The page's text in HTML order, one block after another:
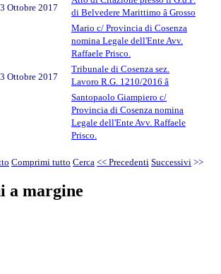
Ottobre 2017
di Belvedere Marittimo â Grosso
Mario c/ Provincia di Cosenza
nomina Legale dell'Ente Avv.
Raffaele Prisco.
Ottobre 2017
Tribunale di Cosenza sez.
Lavoro R.G. 1210/2016 â
Santopaolo Giampiero c/
Provincia di Cosenza nomina
Legale dell'Ente Avv. Raffaele
Prisco.
Comprimi tutto Cerca << Precedenti Successivi >>
a margine